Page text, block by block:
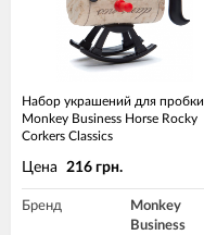
Набор украшений для пробки
Monkey Business Horse Rocky
Corkers Classics
Цена 216 грн.
Бренд
Monkey
Business